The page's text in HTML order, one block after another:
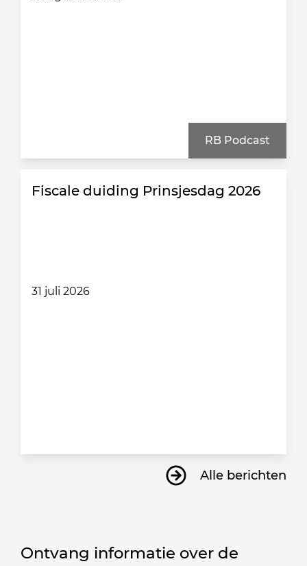
RB Podcast
Fiscale duiding Prinsjesdag 2026
31 juli 2026
Alle berichten
Ontvang informatie over de